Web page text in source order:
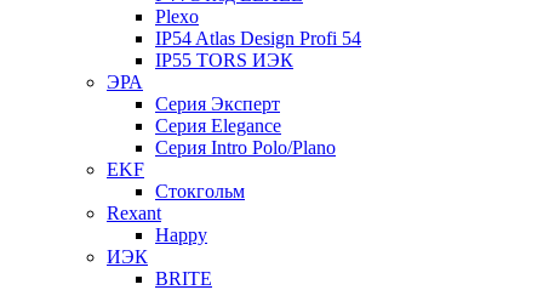
Plexo
IP54 Atlas Design Profi 54
IP55 TORS ИЭК
ЭРА
Серия Эксперт
Серия Elegance
Серия Intro Polo/Plano
EKF
Стокгольм
Rexant
Happy
ИЭК
BRITE